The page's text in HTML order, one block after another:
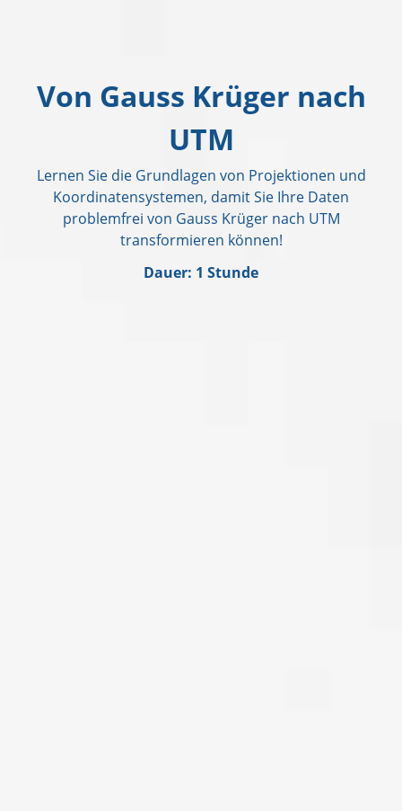
Von Gauss Krüger nach
UTM
Lernen Sie die Grundlagen von Projektionen und
Koordinatensystemen, damit Sie Ihre Daten
problemfrei von Gauss Krüger nach UTM
transformieren können!
Dauer: 1 Stunde